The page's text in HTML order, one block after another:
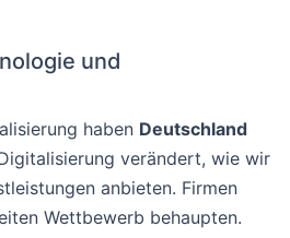
und
haben Deutschland
verändert, wie wir
anbieten. Firmen
Wettbewerb behaupten.